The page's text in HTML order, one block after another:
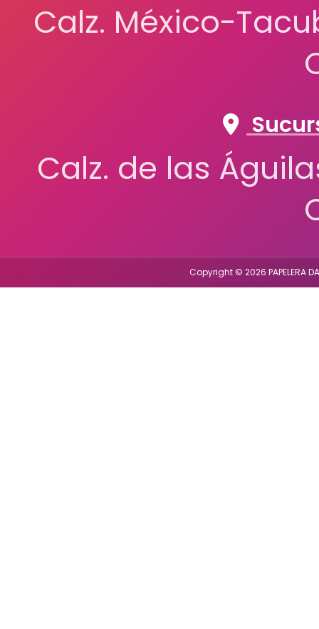
Calz. México-
Calz. de las
Copyright © 2026 PAPELERA